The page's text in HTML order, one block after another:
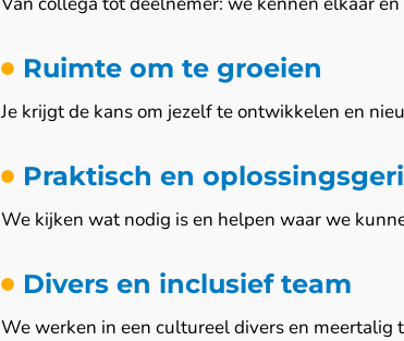
Ruimte om te groeien
Je krijgt de kans om jezelf te ontwikkelen en
Praktisch en
We kijken wat nodig is en helpen waar we
Divers en inclusief team
We werken in een cultureel divers en meertalig